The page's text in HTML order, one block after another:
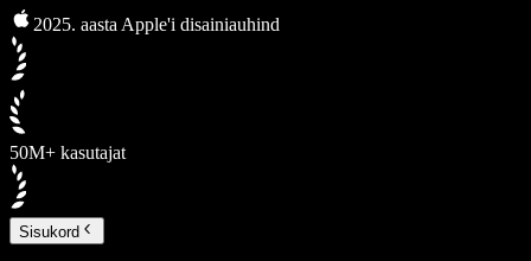
2025. aasta Apple'i disainiauhind
50M+ kasutajat
Sisukord